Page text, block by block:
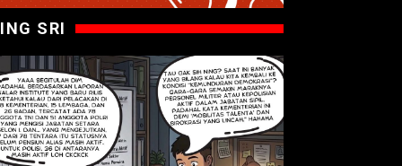
SRI